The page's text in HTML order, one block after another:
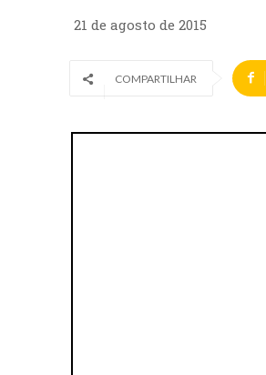
21 de agosto de 2015
COMPARTILHAR